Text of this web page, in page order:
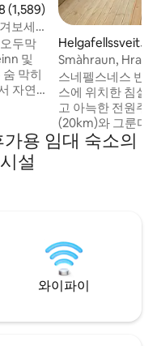
점(5점 만점), 후기 1,589
(1,589)
보세
두막
자연
수렵 -
래 구
토랑
Helgafellssveit의
Smàhraun,
스네펠스네스 반
스에 위치한 침실
고 아늑한 전원주
(20km)와 그룬다
이에 위치하고 있
오븐, 주전자, 커피
상할 수 있습니다.
용 임대 숙소의
설
와이파이